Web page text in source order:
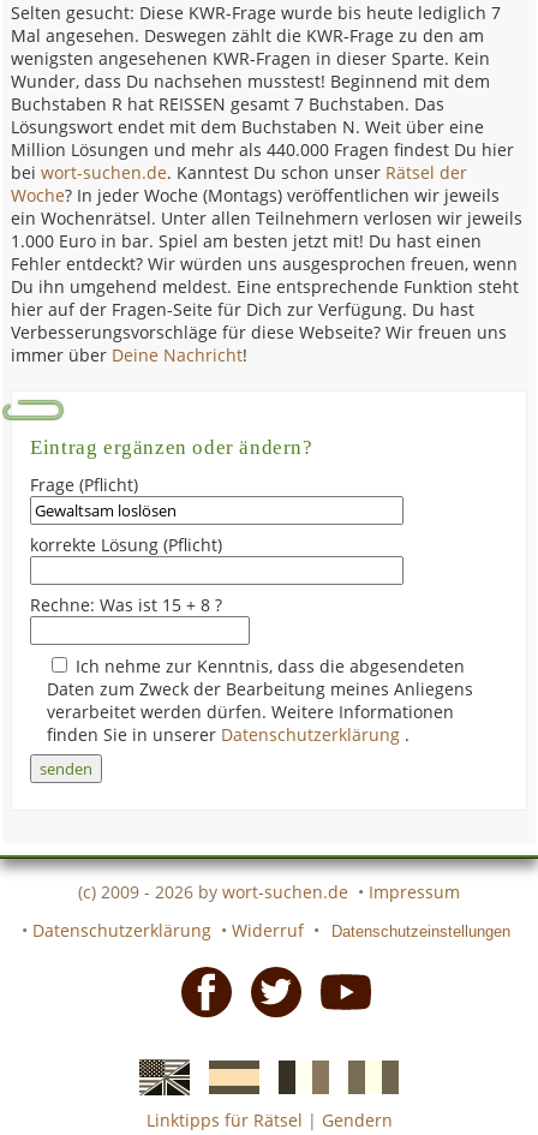
Selten gesucht: Diese KWR-Frage wurde bis heute lediglich 7
Mal angesehen. Deswegen zählt die KWR-Frage zu den am
wenigsten angesehenen KWR-Fragen in dieser Sparte. Kein
Wunder, dass Du nachsehen musstest! Beginnend mit dem
Buchstaben R hat REISSEN gesamt 7 Buchstaben. Das
Lösungswort endet mit dem Buchstaben N. Weit über eine
Million Lösungen und mehr als 440.000 Fragen findest Du hier
beiwort-suchen.de. Kanntest Du schon unser Rätsel der
Woche? In jeder Woche (Montags) veröffentlichen wir jeweils
ein Wochenrätsel. Unter allen Teilnehmern verlosen wir jeweils
1.000 Euro in bar. Spiel am besten jetzt mit! Du hast einen
Fehler entdeckt? Wir würden uns ausgesprochen freuen, wenn
Du ihn umgehend meldest. Eine entsprechende Funktion steht
hier auf der Fragen-Seite für Dich zur Verfügung. Du hast
Verbesserungsvorschläge für diese Webseite? Wir freuen uns
immer über Deine Nachricht!
Eintrag ergänzen oder ändern?
Frage (Pflicht)
korrekte Lösung (Pflicht)
Rechne: Was ist 15 + 8 ?
Ich nehme zur Kenntnis, dass die abgesendeten
Daten zum Zweck der Bearbeitung meines Anliegens
verarbeitet werden dürfen. Weitere Informationen
finden Sie in unserer Datenschutzerklärung .
(c) 2009 - 2026 by wort-suchen.de • Impressum
• Datenschutzerklärung • Widerruf • Datenschutzeinstellungen
EnglischeSpanischefranzösicheitalienische
Linktipps für Rätsel | Gendern